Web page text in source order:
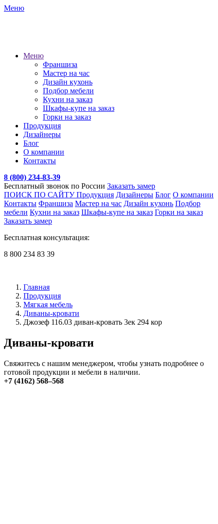
Меню
Меню
Франшиза
Мастер на час
Дизайн кухонь
Подбор мебели
Кухни на заказ
Шкафы-купе на заказ
Горки на заказ
Продукция
Дизайнеры
Блог
О компании
Контакты
8 (800) 234-83-39
Бесплатный звонок по России Заказать замер
ПОИСК ПО САЙТУПродукция Дизайнеры Блог О компании
Контакты Франшиза Мастер на час Дизайн кухонь Подбор
мебели Кухни на заказ Шкафы-купе на заказ Горки на заказ
Заказать замер
Бесплатная консультация:
8 800 234 83 39
Главная
Продукция
Мягкая мебель
Диваны-кровати
Джозеф 116.03 диван-кровать 3ек 294 кор
Диваны-кровати
Свяжитесь с нашим менеджером, чтобы узнать подробнее о
готовой продукции и мебели в наличии.
+7 (4162) 568–568